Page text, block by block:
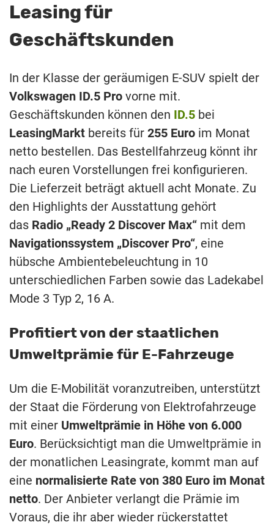
Leasing für
Geschäftskunden
In der Klasse der geräumigen E-SUV spielt der
Volkswagen ID.5 Pro vorne mit.
Geschäftskunden können den ID.5 bei
LeasingMarkt bereits für 255 Euro im Monat
netto bestellen. Das Bestellfahrzeug könnt ihr
nach euren Vorstellungen frei konfigurieren.
Die Lieferzeit beträgt aktuell acht Monate. Zu
den Highlights der Ausstattung gehört
das Radio „Ready 2 Discover Max“ mit dem
Navigationssystem „Discover Pro“, eine
hübsche Ambientebeleuchtung in 10
unterschiedlichen Farben sowie das Ladekabel
Mode 3 Typ 2, 16 A.
Profitiert von der staatlichen
Umweltprämie für E-Fahrzeuge
Um die E-Mobilität voranzutreiben, unterstützt
der Staat die Förderung von Elektrofahrzeuge
mit einer Umweltprämie in Höhe von 6.000
Euro. Berücksichtigt man die Umweltprämie in
der monatlichen Leasingrate, kommt man auf
eine normalisierte Rate von 380 Euro im Monat
netto. Der Anbieter verlangt die Prämie im
Voraus, die ihr aber wieder rückerstattet